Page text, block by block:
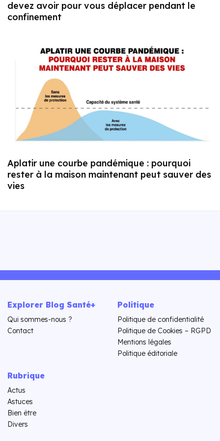
devez avoir pour vous déplacer pendant le
confinement
Aplatir une courbe pandémique : pourquoi
rester à la maison maintenant peut sauver des
vies
Explorer Blog Santé+
Qui sommes-nous ?
Contact
Politique
Politique de confidentialité
Politique de Cookies – RGPD
Mentions légales
Politique éditoriale
Rubrique
Actus
Astuces
Bien être
Divers